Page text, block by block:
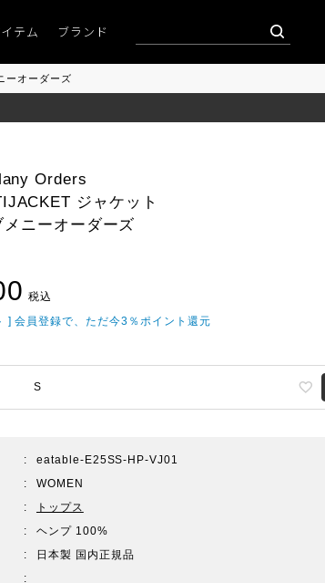
ーポイントキャンペーン」 到着｜2026AW「シフォンニット」
テム ブランド
ーオーダーズ
Orders
ジャケット
ニーオーダーズ
税込
] 会員登録で、ただ今3％ポイント還元
S
eatable-E25SS-HP-VJ01
WOMEN
トップス
ヘンプ 100%
日本製 国内正規品